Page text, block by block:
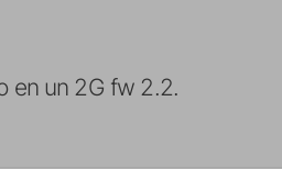
en un 2G fw 2.2.